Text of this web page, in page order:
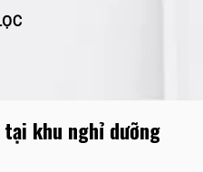
khu nghỉ dưỡng